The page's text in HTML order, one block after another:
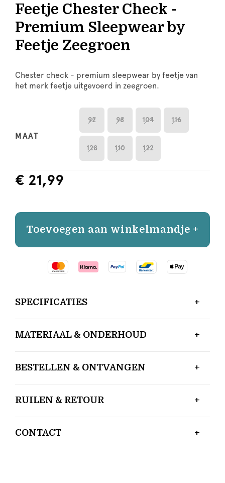
Feetje Chester Check -
Premium Sleepwear by
Feetje Zeegroen
Chester check - premium sleepwear by feetje van
het merk feetje uitgevoerd in zeegroen.
MAAT
92 98 104 116
128 110 122
€ 21,99
Toevoegen aan winkelmandje +
SPECIFICATIES
MATERIAAL & ONDERHOUD
BESTELLEN & ONTVANGEN
RUILEN & RETOUR
CONTACT